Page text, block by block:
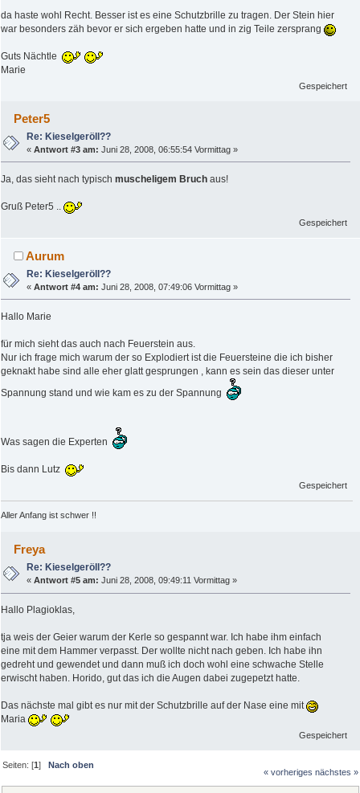
da haste wohl Recht. Besser ist es eine Schutzbrille zu tragen. Der Stein hier
war besonders zäh bevor er sich ergeben hatte und in zig Teile zersprang
Guts Nächtle
Marie
Gespeichert
Peter5
Re: Kieselgeröll??
«Antwort #3 am: Juni 28, 2008, 06:55:54 Vormittag »
Ja, das sieht nach typisch muscheligem Bruch aus!
Gruß Peter5 ..
Gespeichert
Aurum
Re: Kieselgeröll??
«Antwort #4 am: Juni 28, 2008, 07:49:06 Vormittag »
Hallo Marie
für mich sieht das auch nach Feuerstein aus.
Nur ich frage mich warum der so Explodiert ist die Feuersteine die ich bisher
geknakt habe sind alle eher glatt gesprungen , kann es sein das dieser unter
Spannung stand und wie kam es zu der Spannung
Was sagen die Experten
Bis dann Lutz
Gespeichert
Aller Anfang ist schwer !!
Freya
Re: Kieselgeröll??
«Antwort #5 am: Juni 28, 2008, 09:49:11 Vormittag »
Hallo Plagioklas,
tja weis der Geier warum der Kerle so gespannt war. Ich habe ihm einfach
eine mit dem Hammer verpasst. Der wollte nicht nach geben. Ich habe ihn
gedreht und gewendet und dann muß ich doch wohl eine schwache Stelle
erwischt haben. Horido, gut das ich die Augen dabei zugepetzt hatte.
Das nächste mal gibt es nur mit der Schutzbrille auf der Nase eine mit
Maria
Gespeichert
Seiten: [1] Nach oben
« vorheriges nächstes »